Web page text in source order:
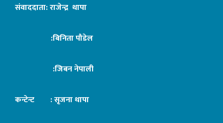
संवाददाता: राजेन्द्र थापा
:बिनिता पौडेल
:जिबन नेपाली
कन्टेन्ट : सृजना थापा